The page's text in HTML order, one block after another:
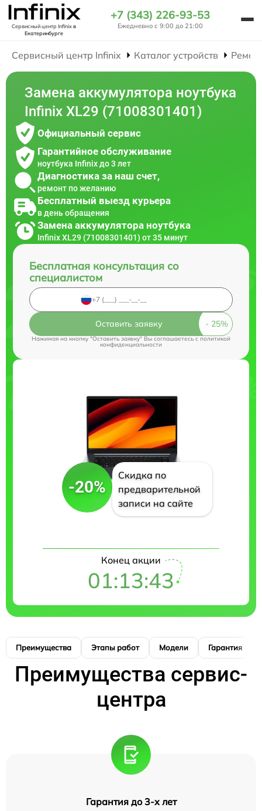
Сервисный центр Infinixв
Екатеринбурге
+7 (343) 226-93-53
Ежедневно с 9:00 до 21:00
Сервисный центр Infinix Каталог устройств
Замена аккумулятора ноутбука
Infinix XL29 (71008301401)
Официальный сервис
Гарантийное обслуживание
ноутбука Infinix до 3 лет
Диагностика за наш счет,
ремонт по желанию
Бесплатный выезд курьера
в день обращения
Замена аккумулятора ноутбука
Infinix XL29 (71008301401) от 35 минут
Бесплатная консультация со
специалистом
Оставить заявку
Нажимая на кнопку "Оставить заявку" Вы соглашаетесь cполитикой
конфиденциальности
-20%
Скидка по
предварительной
записи на сайте
Конец акции
01:13:42
Преимущества Этапы работ Модели Гарантия
Преимущества сервис-
центра
Гарантия до 3-х лет